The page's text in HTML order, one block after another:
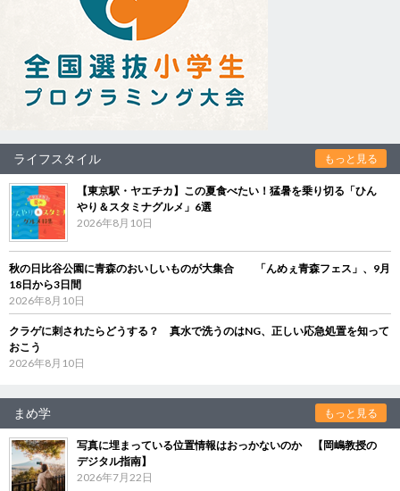
ライフスタイル もっと見る
【東京駅・ヤエチカ】この夏食べたい！猛暑を乗り切る「ひん
やり＆スタミナグルメ」6選
2026年8月10日
秋の日比谷公園に青森のおいしいものが大集合 「んめぇ青森フェス」、9月
18日から3日間
2026年8月10日
クラゲに刺されたらどうする？ 真水で洗うのはNG、正しい応急処置を知って
おこう
2026年8月10日
まめ学 もっと見る
写真に埋まっている位置情報はおっかないのか 【岡嶋教授の
デジタル指南】
2026年7月22日